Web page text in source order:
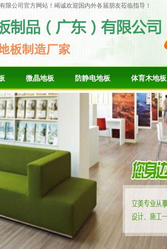
限公司官方网站！竭诚欢迎国内外各届朋友莅临指导！
微晶地板 防静电地板 体育木地板